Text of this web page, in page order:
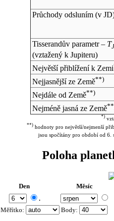
Průchody odsluním (v JD
Tisserandův parametr – TJ
(vztažený k Jupiteru)
Největší přiblížení k Zemi
Nejjasnější ze Země**)
Nejdále od Země**)
Nejméně jasná ze Země
*)
**) hodnoty pro největší/nejmenší
jsou spočítány pro období od 6.
Poloha
Den Měsíc
.
Měřítko: Body: